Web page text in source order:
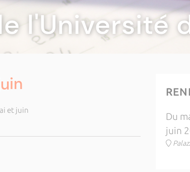
l'Université
et juin
Du
juin